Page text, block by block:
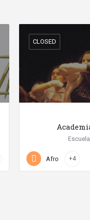
CLOSED
Afro +4